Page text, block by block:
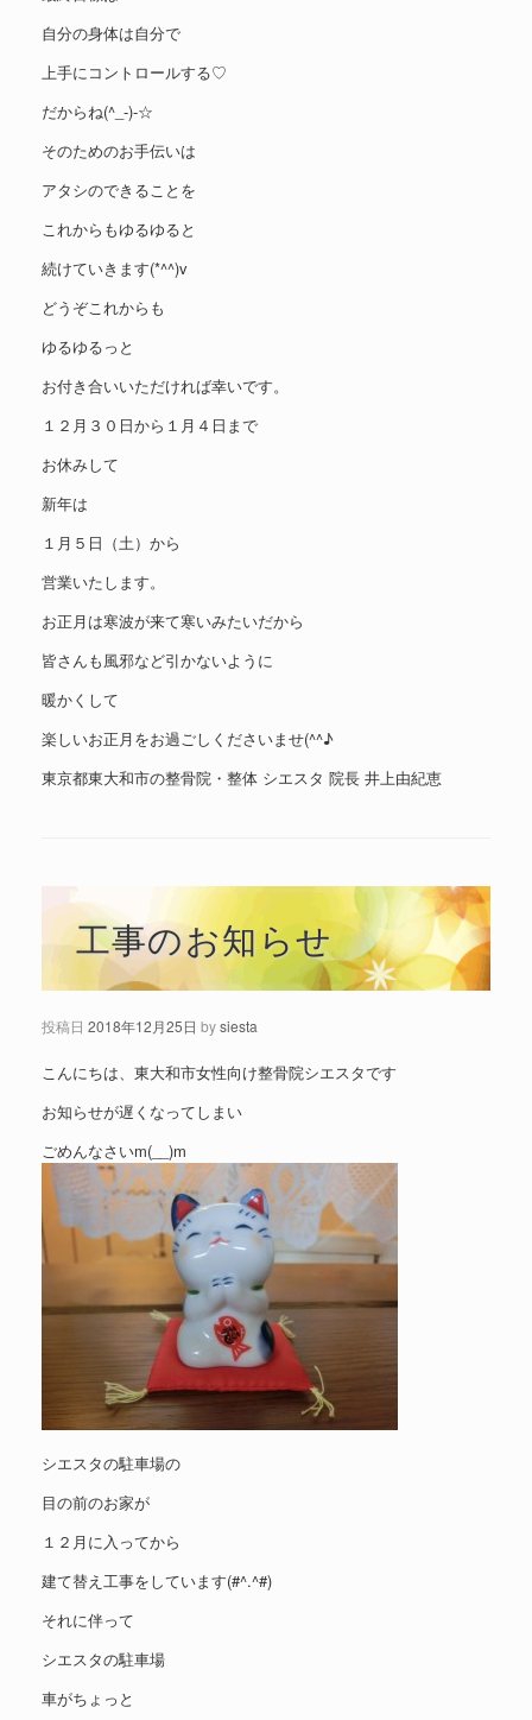
自分の身体は自分で
上手にコントロールする♡
だからね(^_-)-☆
そのためのお手伝いは
アタシのできることを
これからもゆるゆると
続けていきます(*^^)v
どうぞこれからも
ゆるゆるっと
お付き合いいただければ幸いです。
１２月３０日から１月４日まで
お休みして
新年は
１月５日（土）から
営業いたします。
お正月は寒波が来て寒いみたいだから
皆さんも風邪など引かないように
暖かくして
楽しいお正月をお過ごしくださいませ(^^♪
東京都東大和市の整骨院・整体 シエスタ 院長 井上由紀恵
工事のお知らせ
投稿日 2018年12月25日 bysiesta
こんにちは、東大和市女性向け整骨院シエスタです
お知らせが遅くなってしまい
ごめんなさいm(__)m
シエスタの駐車場の
目の前のお家が
１２月に入ってから
建て替え工事をしています(#^.^#)
それに伴って
シエスタの駐車場
車がちょっと